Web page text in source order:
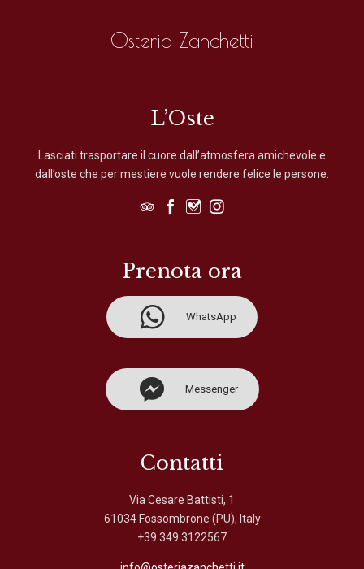
Osteria Zanchetti
L’Oste
Lasciati trasportare il cuore dall’atmosfera amichevole e
dall’oste che per mestiere vuole rendere felice le persone.
   
Prenota ora
 WhatsApp
 Messenger
Contatti
Via Cesare Battisti, 1
61034 Fossombrone (PU), Italy
+39 349 3122567